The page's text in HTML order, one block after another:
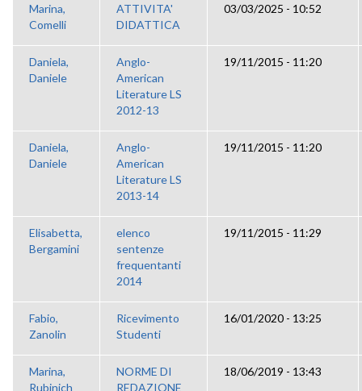
Marina,
Comelli
ATTIVITA'
DIDATTICA
03/03/2025 - 10:52
Daniela,
Daniele
Anglo-
American
Literature LS
2012-13
19/11/2015 - 11:20
Daniela,
Daniele
Anglo-
American
Literature LS
2013-14
19/11/2015 - 11:20
Elisabetta,
Bergamini
elenco
sentenze
frequentanti
2014
19/11/2015 - 11:29
Fabio,
Zanolin
Ricevimento
Studenti
16/01/2020 - 13:25
Marina,
Rubinich
NORME DI
REDAZIONE
18/06/2019 - 13:43